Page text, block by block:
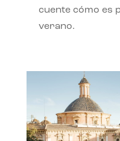
cuente cómo es
verano.